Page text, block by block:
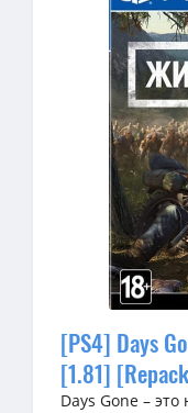
[PS4] Days
[1.81]
Days Gone –